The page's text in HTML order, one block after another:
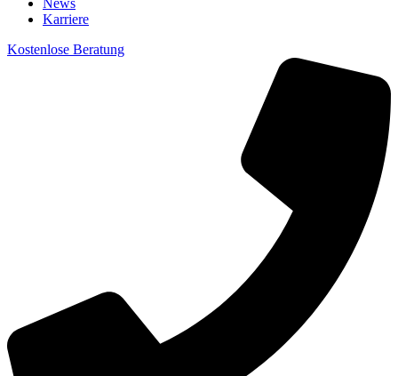
News
Karriere
Kostenlose Beratung